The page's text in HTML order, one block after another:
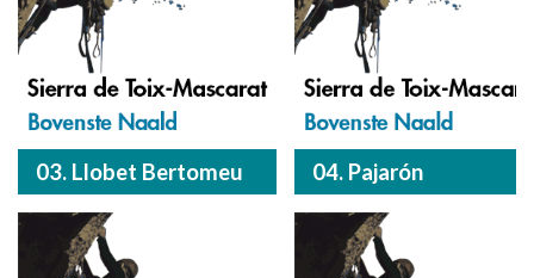
03. Llobet Bertomeu 04. Pajarón